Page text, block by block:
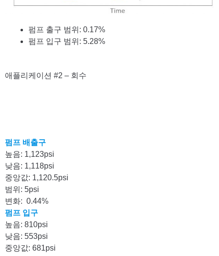
펌프 출구 범위: 0.17%
펌프 입구 범위: 5.28%
애플리케이션 #2 – 회수
펌프 배출구
높음: 1,123psi
낮음: 1,118psi
중앙값: 1,120.5psi
범위: 5psi
변화: 0.44%
펌프 입구
높음: 810psi
낮음: 553psi
중앙값: 681psi